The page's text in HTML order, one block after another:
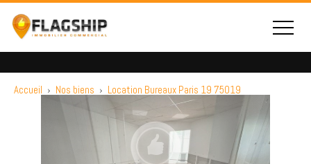
Accueil › Nos biens › Location Bureaux Paris 19 75019